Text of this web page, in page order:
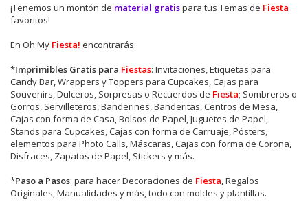
¡Tenemos un montón de material gratispara tus Temas de Fiesta
favoritos!
En Oh My Fiesta! encontrarás:
*Imprimibles Gratis para Fiestas: Invitaciones, Etiquetas para
Candy Bar, Wrappers y Toppers para Cupcakes, Cajas para
Souvenirs, Dulceros, Sorpresas o Recuerdos de Fiesta; Sombreros o
Gorros, Servilleteros, Banderines, Banderitas, Centros de Mesa,
Cajas con forma de Casa, Bolsos de Papel, Juguetes de Papel,
Stands para Cupcakes, Cajas con forma de Carruaje, Pósters,
elementos para Photo Calls, Máscaras, Cajas con forma de Corona,
Disfraces, Zapatos de Papel, Stickers y más.
*Paso a Pasos: para hacer Decoraciones de Fiesta, Regalos
Originales, Manualidades y más, todo con moldes y plantillas.